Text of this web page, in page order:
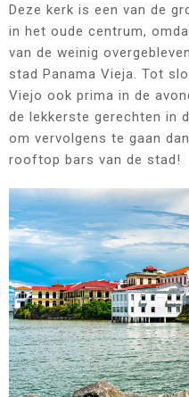
Deze kerk is een van de
in het oude centrum,
van de weinig
stad Panama Vieja. Tot
Viejo ook prima in de
de lekkerste gerechten in
om vervolgens te gaan
rooftop bars van de stad!